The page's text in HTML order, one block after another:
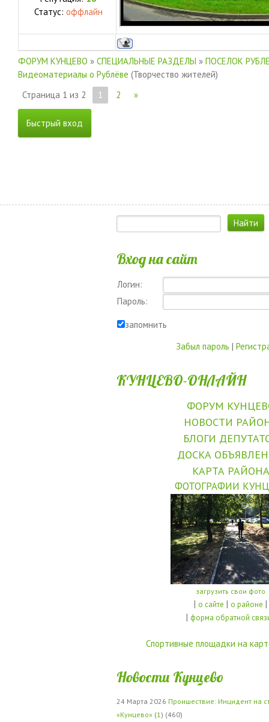
Статус: оффлайн
ФОРУМ КУНЦЕВО » СПЕЦИАЛЬНЫЕ РАЗДЕЛЫ » ПОСЕЛОК
Видеоматериалы о Рублёве (Творчество жителей)
Страница 1 из 2 1 2 »
Вход на сайт
Логин:
Пароль:
запомнить
Забыл пароль |
КУНЦЕВО-ОНЛАЙН
ФОРУМ
НОВОСТИ
БЛОГИ
ДОСКА
КАРТА РАЙОНА
ФОТОГРАФИИ
загрузить свои фото
| о сайте | о районе |
| форма обратной
Спортивные площадки на
Новости Кунцево
24 Марта 2026 Проишествие: Инцидент на
«Кунцево» (1 ) (460)